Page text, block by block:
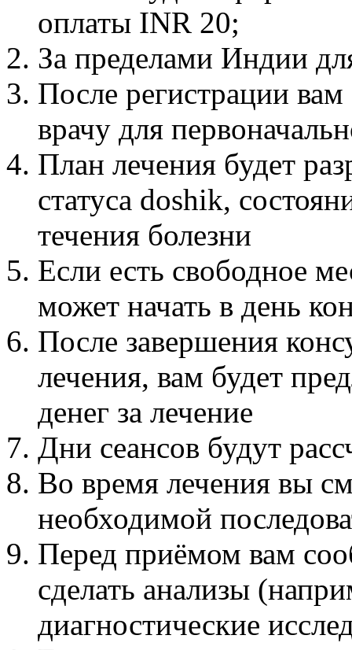
оплаты INR 20;
За пределами Индии
После регистрации
врачу для
План лечения будет
статуса doshik,
течения болезни
Если есть свободное
может начать в день
После завершения
лечения, вам будет
денег за лечение
Дни сеансов будут
Во время лечения вы
необходимой
Перед приёмом вам
сделать анализы
диагностические